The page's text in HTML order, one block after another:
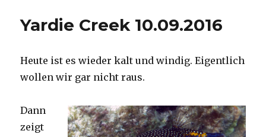
Yardie Creek 10.09.2016
Heute ist es wieder kalt und windig. Eigentlich
wollen wir gar nicht raus.
Dann
zeigt